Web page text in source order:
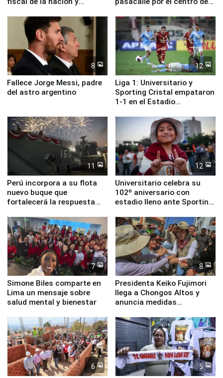
8
Fallece Jorge Messi, padre
del astro argentino
12
Liga 1: Universitario y
Sporting Cristal empataron
1-1 en el Estadio
11
Perú incorpora a su flota
nuevo buque que
fortalecerá la respuesta
12
Universitario celebra su
102º aniversario con
estadio lleno ante Sporting
7
Simone Biles comparte en
Lima un mensaje sobre
salud mental y bienestar
8
Presidenta Keiko Fujimori
llega a Chongos Altos y
anuncia medidas
educación, salud y empleo
6 5